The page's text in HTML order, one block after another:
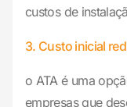
custos de
3. Custo inicial
o ATA é uma
empresas que